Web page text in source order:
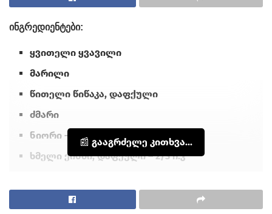
ინგრედიენტები:
ყვითელი ყვავილი
მარილი
წითელი წიწაკა, დაფქული
ძმარი
ნიორი – 4-5 კბილი
ხმელი ქინძი, დაფქული – 2/3 ჩ.კ
ბადრიჯანი – 1 კგ
📰 გააგრძელე კითხვა...